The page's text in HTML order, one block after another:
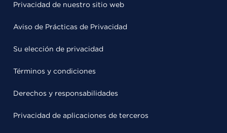
Privacidad de nuestro sitio web
Aviso de Prácticas de Privacidad
Su elección de privacidad
Términos y condiciones
Derechos y responsabilidades
Privacidad de aplicaciones de terceros